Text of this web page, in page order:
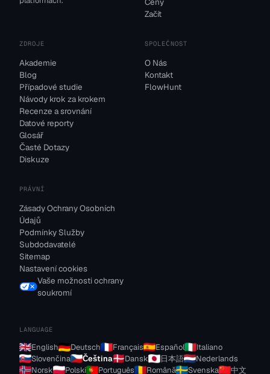
Začít
ZDROJE
Akademie
Blog
Případové studie
Návody krok za krokem
Recenze a srovnání
Datové reporty
Glosář
Časté Dotazy
Diskuze
SPOLEČNOST
O Nás
Kontakt
FlowHunt
PRÁVNÍ
Zásady Ochrany Osobních
Údajů
Podmínky Služby
Subdodavatelé
Sitemap
Nastavení cookies
Vaše možnosti ochrany
soukromí
LANGUAGE
English Deutsch Français Español
Italiano
Slovenčina
Čeština Dansk 日本語
Nederlands
Norsk
Polski Português Română Svenska 中文